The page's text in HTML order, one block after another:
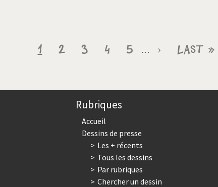
Page
1 Page
2 Page
3 Page
4 Page
5 …
Page
›
Dernière
Last »
Rubriques
Accueil
Dessins de presse
Les + récents
Tous les dessins
Par rubriques
Chercher un dessin